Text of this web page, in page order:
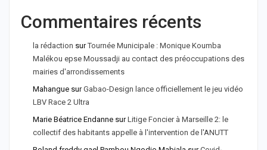
Commentaires récents
la rédaction surTournée Municipale : Monique Koumba
Malékou epse Moussadji au contact des préoccupations des
mairies d'arrondissements
Mahangue surGabao-Design lance officiellement le jeu vidéo
LBV Race 2 Ultra
Marie Béatrice Endanne surLitige Foncier à Marseille 2: le
collectif des habitants appelle à l'intervention de l'ANUTT